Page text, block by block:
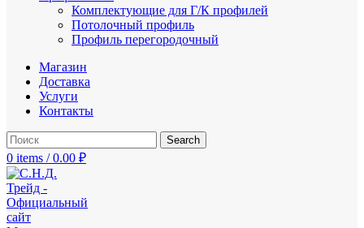
Комплектующие для Г/К профилей
Потолочный профиль
Профиль перегородочный
Магазин
Доставка
Услуги
Контакты
Search
0 items / 0.00 ₽